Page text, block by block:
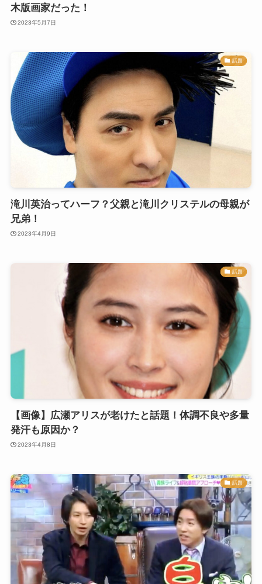
木版画家だった！
2023年5月7日
話題
滝川英治ってハーフ？父親と滝川クリステルの母親が
兄弟！
2023年4月9日
話題
【画像】広瀬アリスが老けたと話題！体調不良や多量
発汗も原因か？
2023年4月8日
話題